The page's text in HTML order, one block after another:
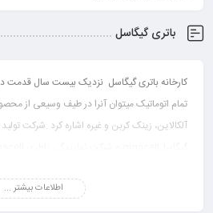
باتری گیگاسل
کارخانه باتری گیگاسل نزدیک بیست سال قدمت
تمام اتوماتیک میتوان آنرا در طیف وسیعی از
آلکالاین، زینک کربن و غیره اشاره کرد .شرکت
میباشد.محصولات این کارخانه تولیدی گیگاسل در
اطلاعات بیشتر ...